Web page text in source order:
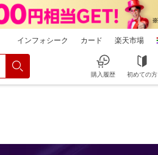
インフォシーク カード 楽天市場
購入履歴 初めての方